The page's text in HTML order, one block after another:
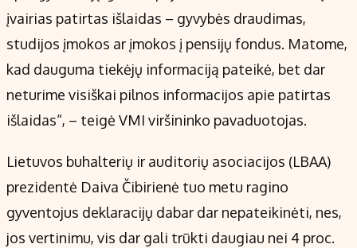
įvairias patirtas išlaidas – gyvybės draudimas,
studijos įmokos ar įmokos į pensijų fondus. Matome,
kad dauguma tiekėjų informaciją pateikė, bet dar
neturime visiškai pilnos informacijos apie patirtas
išlaidas“, – teigė VMI viršininko pavaduotojas.
Lietuvos buhalterių ir auditorių asociacijos (LBAA)
prezidentė Daiva Čibirienė tuo metu ragino
gyventojus deklaracijų dabar dar nepateikinėti, nes,
jos vertinimu, vis dar gali trūkti daugiau nei 4 proc.